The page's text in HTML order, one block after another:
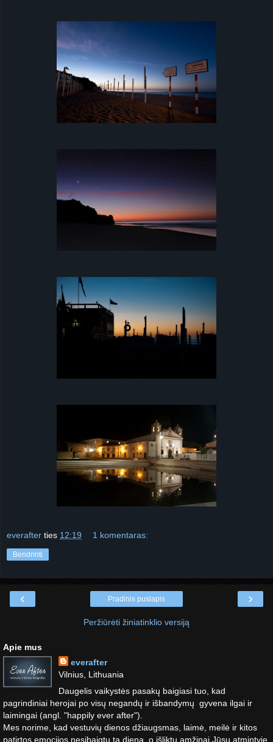
everafter ties 12:19 1 komentaras:
Bendrinti
‹ ›
Pradinis puslapis
Peržiūrėti žiniatinklio versiją
Apie mus
everafter
Vilnius, Lithuania
Daugelis vaikystės pasakų baigiasi tuo, kad
pagrindiniai herojai po visų negandų ir išbandymų gyvena ilgai ir
laimingai (angl. "happily ever after").
Mes norime, kad vestuvių dienos džiaugsmas, laimė, meilė ir kitos
patirtos emocijos nesibaigtų ta diena, o išliktų amžinai Jūsų atmintyje